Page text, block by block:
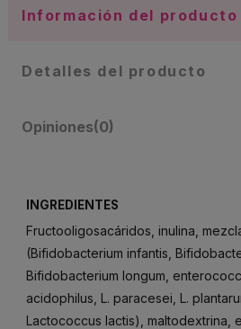
Información del producto
Detalles del producto
Opiniones(0)
INGREDIENTES
Fructooligosacáridos, inulina,
(Bifidobacterium infantis,
Bifidobacterium longum,
acidophilus, L. paracesei, L.
Lactococcus lactis), maltodextrina,